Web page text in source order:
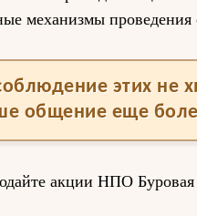
механизмы проведения
этих не
общение еще
акции НПО